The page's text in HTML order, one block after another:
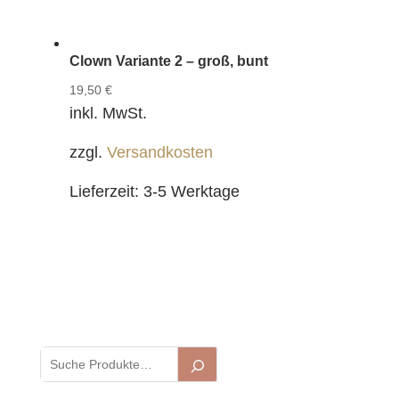
Clown Variante 2 – groß, bunt
19,50 €
inkl. MwSt.
zzgl. Versandkosten
Lieferzeit: 3-5 Werktage